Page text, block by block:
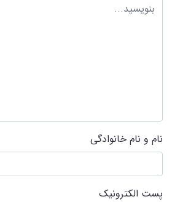
نام و نام خانوادگی
پست الکترونیک